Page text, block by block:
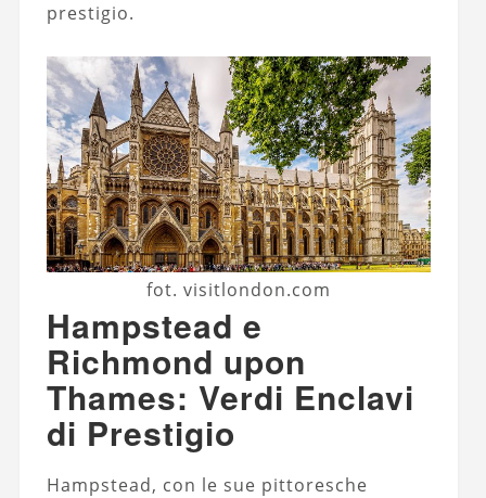
prestigio.
fot. visitlondon.com
Hampstead e
Richmond upon
Thames: Verdi Enclavi
di Prestigio
Hampstead, con le sue pittoresche